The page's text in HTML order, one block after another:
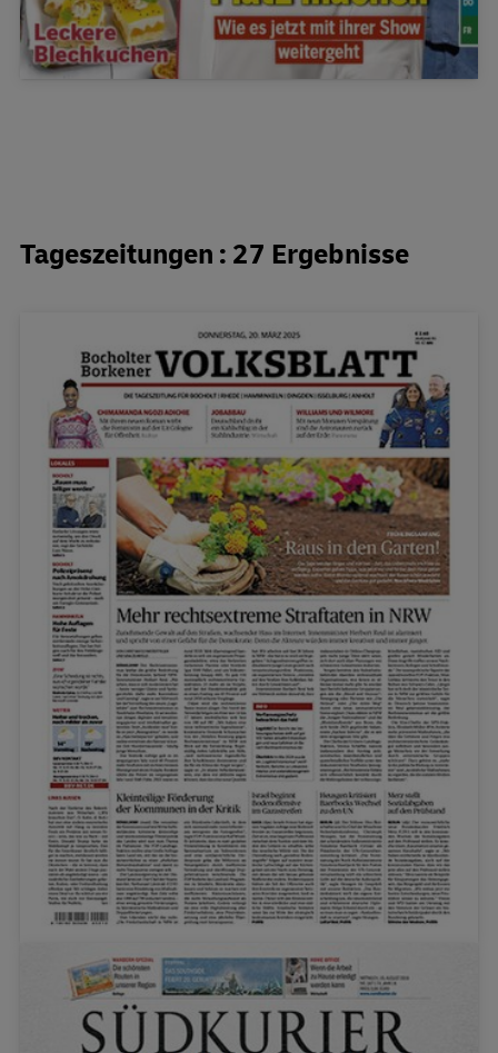
Tageszeitungen : 27 Ergebnisse